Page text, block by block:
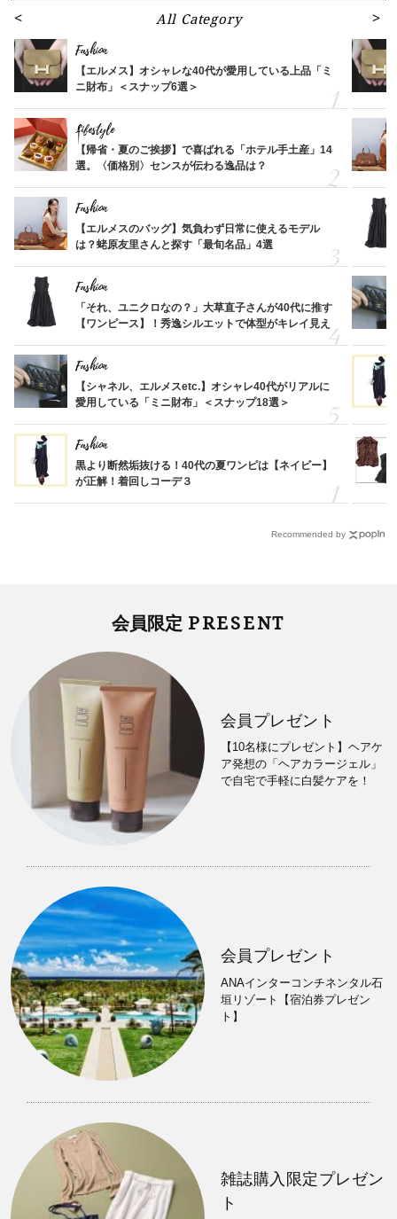
All Category
Fashion
【エルメス】オシャレな40代が愛用している上品「ミ
ニ財布」＜スナップ6選＞
Lifestyle
【帰省・夏のご挨拶】で喜ばれる「ホテル手土産」14
選。〈価格別〉センスが伝わる逸品は？
Fashion
【エルメスのバッグ】気負わず日常に使えるモデル
は？蛯原友里さんと探す「最旬名品」4選
Fashion
「それ、ユニクロなの？」大草直子さんが40代に推す
【ワンピース】！秀逸シルエットで体型がキレイ見え
Fashion
【シャネル、エルメスetc.】オシャレ40代がリアルに
愛用している「ミニ財布」＜スナップ18選＞
Fashion
黒より断然垢抜ける！40代の夏ワンピは【ネイビー】
が正解！着回しコーデ３
Recommended by
会員限定 PRESENT
会員プレゼント
【10名様にプレゼント】ヘアケ
ア発想の「ヘアカラージェル」
で自宅で手軽に白髪ケアを！
会員プレゼント
ANAインターコンチネンタル石
垣リゾート【宿泊券プレゼン
ト】
雑誌購入限定プレゼン
ト